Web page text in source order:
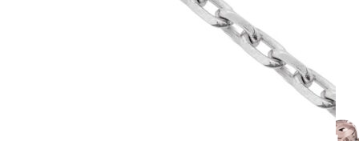
Zásnubné prstne z kolekcie Romantic.